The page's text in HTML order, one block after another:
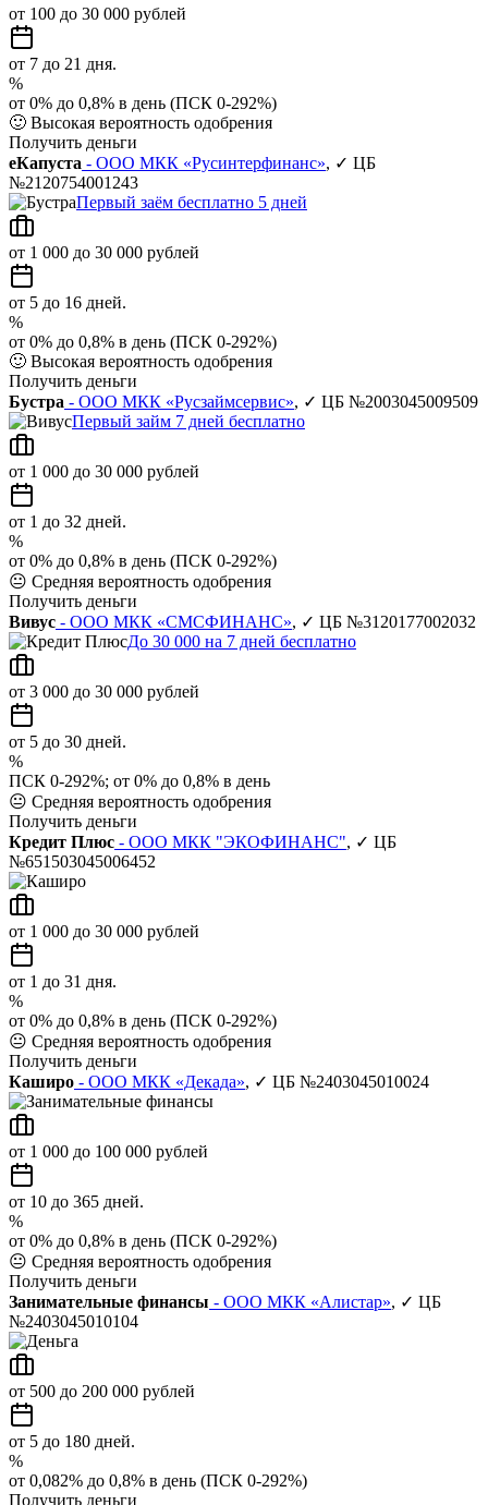
от 100 до 30 000 рублей
от 7 до 21 дня.
%
от 0% до 0,8% в день (ПСК 0-292%)
🙂 Высокая вероятность одобрения
Получить деньги
еКапуста - ООО МКК «Русинтерфинанс», ✓ ЦБ
№2120754001243
Первый заём бесплатно 5 дней
от 1 000 до 30 000 рублей
от 5 до 16 дней.
%
от 0% до 0,8% в день (ПСК 0-292%)
🙂 Высокая вероятность одобрения
Получить деньги
Бустра - ООО МКК «Русзаймсервис», ✓ ЦБ №2003045009509
Первый займ 7 дней бесплатно
от 1 000 до 30 000 рублей
от 1 до 32 дней.
%
от 0% до 0,8% в день (ПСК 0-292%)
😐 Средняя вероятность одобрения
Получить деньги
Вивус - ООО МКК «СМСФИНАНС», ✓ ЦБ №3120177002032
До 30 000 на 7 дней бесплатно
от 3 000 до 30 000 рублей
от 5 до 30 дней.
%
ПСК 0-292%; от 0% до 0,8% в день
😐 Средняя вероятность одобрения
Получить деньги
Кредит Плюс - ООО МКК "ЭКОФИНАНС", ✓ ЦБ
№651503045006452
от 1 000 до 30 000 рублей
от 1 до 31 дня.
%
от 0% до 0,8% в день (ПСК 0-292%)
😐 Средняя вероятность одобрения
Получить деньги
Каширо - ООО МКК «Декада», ✓ ЦБ №2403045010024
от 1 000 до 100 000 рублей
от 10 до 365 дней.
%
от 0% до 0,8% в день (ПСК 0-292%)
😐 Средняя вероятность одобрения
Получить деньги
Занимательные финансы - ООО МКК «Алистар», ✓ ЦБ
№2403045010104
от 500 до 200 000 рублей
от 5 до 180 дней.
%
от 0,082% до 0,8% в день (ПСК 0-292%)
Получить деньги